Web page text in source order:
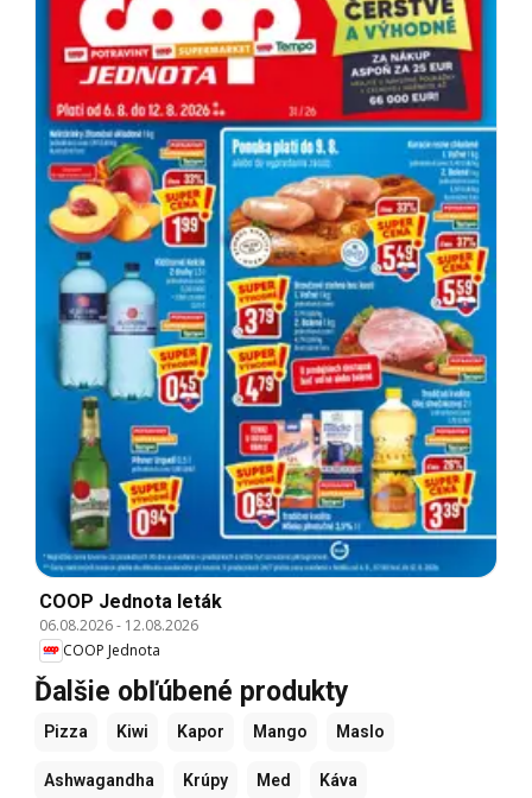
COOP Jednota leták
06.08.2026- 12.08.2026
COOP Jednota
Ďalšie obľúbené produkty
Pizza Kiwi Kapor Mango Maslo
Ashwagandha Krúpy Med Káva